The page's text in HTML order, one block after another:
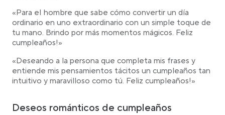
«Para el hombre que sabe cómo convertir un día
ordinario en uno extraordinario con un simple toque de
tu mano. Brindo por más momentos mágicos. Feliz
cumpleaños!»
«Deseando a la persona que completa mis frases y
entiende mis pensamientos tácitos un cumpleaños tan
intuitivo y maravilloso como tú. Feliz cumpleaños!»
Deseos románticos de cumpleaños